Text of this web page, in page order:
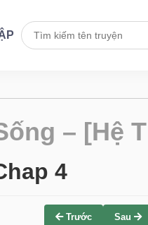
– [Hệ
4
Trước Sau